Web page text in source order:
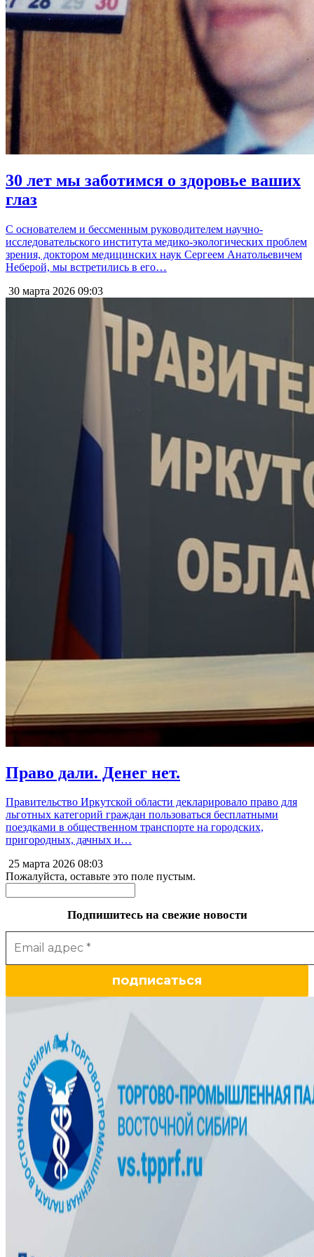
30 лет мы заботимся о здоровье ваших
глаз
С основателем и бессменным руководителем научно-
исследовательского института медико-экологических проблем
зрения, доктором медицинских наук Сергеем Анатольевичем
Неберой, мы встретились в его…
30 марта 2026 09:03
Право дали. Денег нет.
Правительство Иркутской области декларировало право для
льготных категорий граждан пользоваться бесплатными
поездками в общественном транспорте на городских,
пригородных, дачных и…
25 марта 2026 08:03
Пожалуйста, оставьте это поле пустым.
Подпишитесь на свежие новости